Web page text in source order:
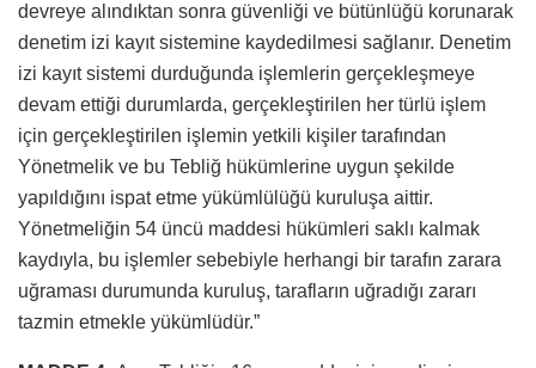
devreye alındıktan sonra güvenliği ve bütünlüğü korunarak
denetim izi kayıt sistemine kaydedilmesi sağlanır. Denetim
izi kayıt sistemi durduğunda işlemlerin gerçekleşmeye
devam ettiği durumlarda, gerçekleştirilen her türlü işlem
için gerçekleştirilen işlemin yetkili kişiler tarafından
Yönetmelik ve bu Tebliğ hükümlerine uygun şekilde
yapıldığını ispat etme yükümlülüğü kuruluşa aittir.
Yönetmeliğin 54 üncü maddesi hükümleri saklı kalmak
kaydıyla, bu işlemler sebebiyle herhangi bir tarafın zarara
uğraması durumunda kuruluş, tarafların uğradığı zararı
tazmin etmekle yükümlüdür.”